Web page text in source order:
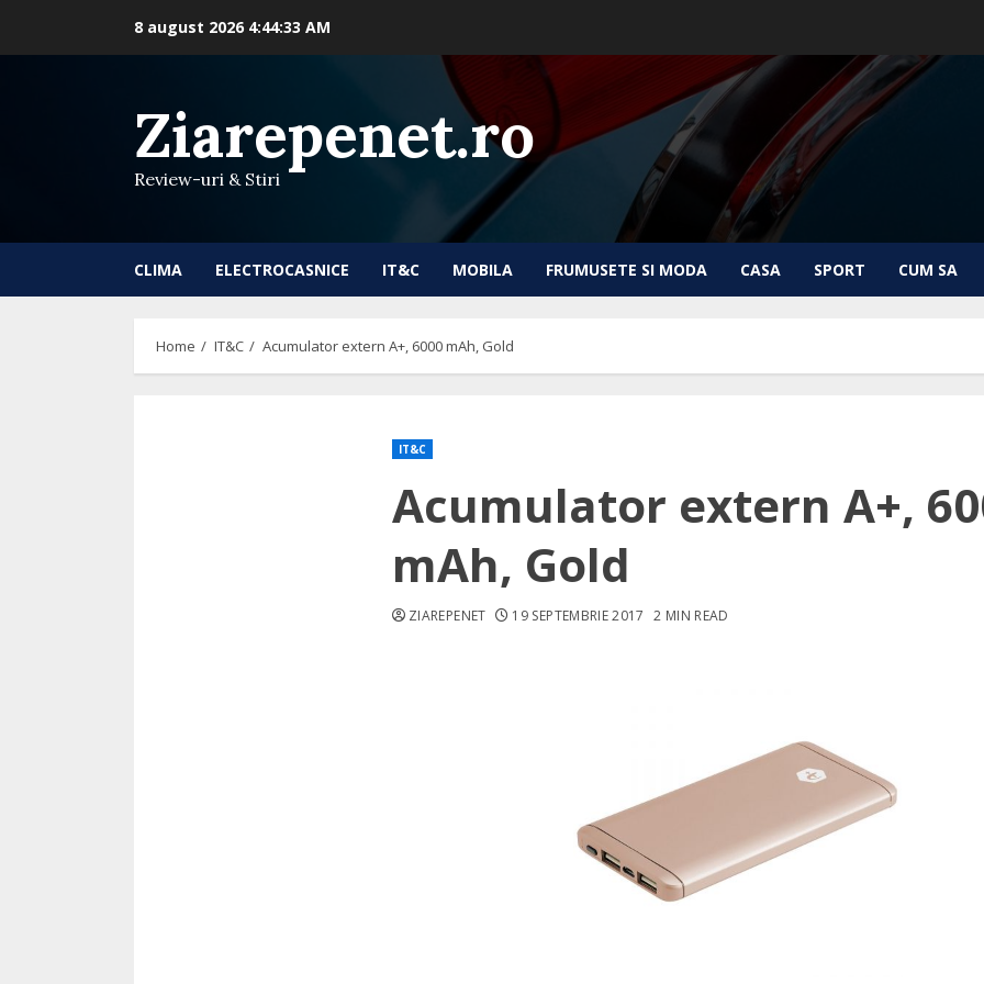
8 august 2026 4:44:34 AM
Ziarepenet.ro
Review-uri & Stiri
CLIMA ELECTROCASNICE IT&C MOBILA FRUMUSETE SI MODA CASA SPORT CUM SA
Home IT&C Acumulator extern A+, 6000 mAh, Gold
IT&C
Acumulator extern A+,
mAh, Gold
ZIAREPENET 19 SEPTEMBRIE 2017 2 MIN READ